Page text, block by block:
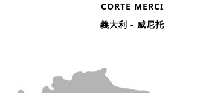
CORTE MERCI
義大利 - 威尼托